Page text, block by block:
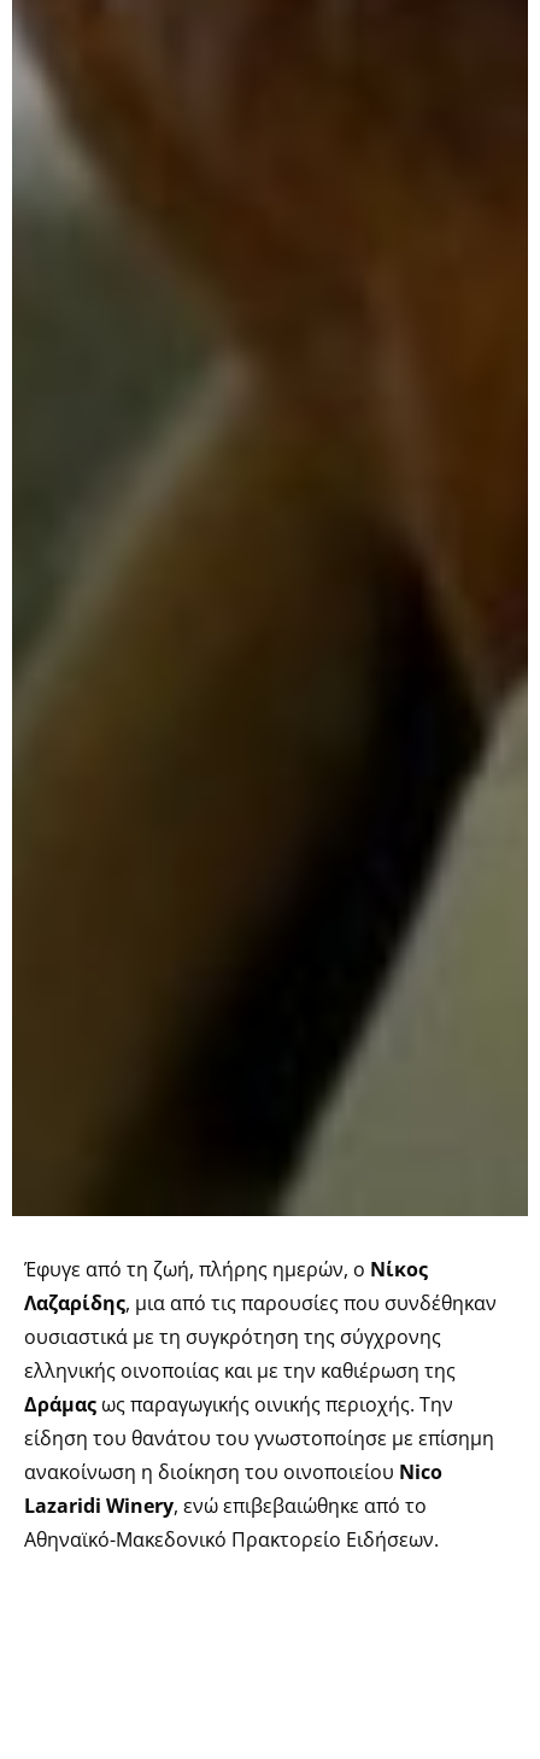
Έφυγε από τη ζωή, πλήρης ημερών, ο Νίκος
Λαζαρίδης, μια από τις παρουσίες που συνδέθηκαν
ουσιαστικά με τη συγκρότηση της σύγχρονης
ελληνικής οινοποιίας και με την καθιέρωση της
Δράμας ως παραγωγικής οινικής περιοχής. Την
είδηση του θανάτου του γνωστοποίησε με επίσημη
ανακοίνωση η διοίκηση του οινοποιείου Nico
Lazaridi Winery, ενώ επιβεβαιώθηκε από το
Αθηναϊκό-Μακεδονικό Πρακτορείο Ειδήσεων.